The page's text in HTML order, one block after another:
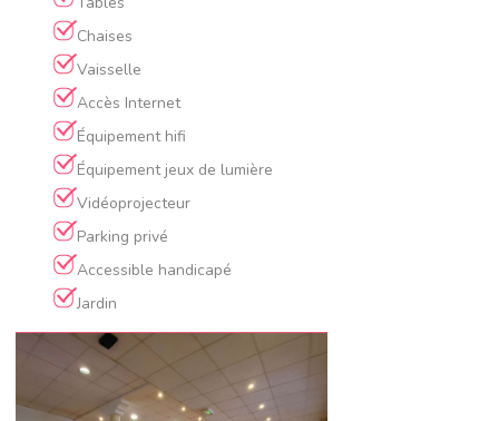
Chaises
Vaisselle
Accès Internet
Équipement hifi
Équipement jeux de lumière
Vidéoprojecteur
Parking privé
Accessible handicapé
Jardin